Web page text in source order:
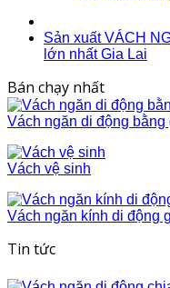
Sản xuất VÁCH
lớn nhất Gia Lai
Bán chạy nhất
Vách ngăn di động bằng
Vách vệ sinh
Vách ngăn kính di động
Tin tức